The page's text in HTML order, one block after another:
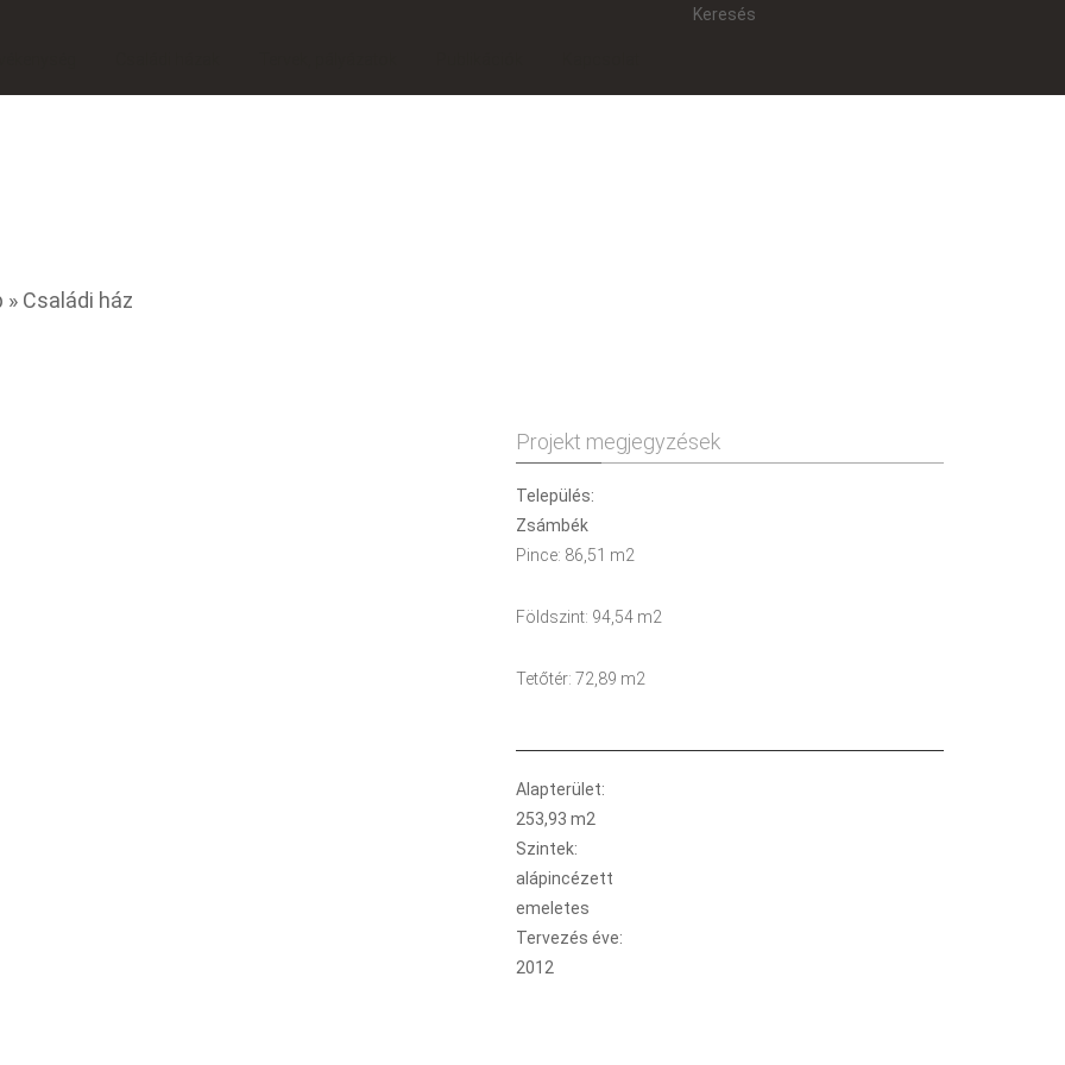
Keresés
» Családi ház
Projekt megjegyzések
Település:
Zsámbék
Pince: 86,51 m2
Földszint: 94,54 m2
Tetőtér: 72,89 m2
Alapterület:
253,93 m2
Szintek:
alápincézett
emeletes
Tervezés éve:
2012